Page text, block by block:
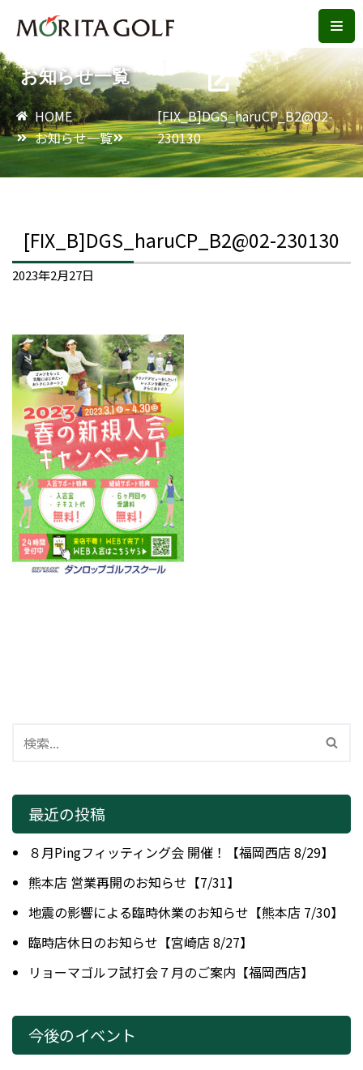
ン
テ
ン
ツ
へ
ス
お知らせ一覧
HOME
お知らせ一覧
[FIX_B]DGS_haruCP_B2@02-
230130
[FIX_B]DGS_haruCP_B2@02-230130
2023年2月27日
最近の投稿
８月Pingフィッティング会 開催！【福岡西店 8/29】
熊本店 営業再開のお知らせ【7/31】
地震の影響による臨時休業のお知らせ【熊本店 7/30】
臨時店休日のお知らせ【宮崎店 8/27】
リョーマゴルフ試打会７月のご案内【福岡西店】
今後のイベント